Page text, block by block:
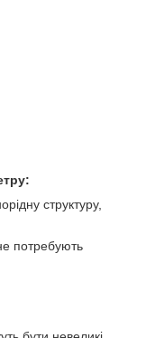
структуру,
потребують